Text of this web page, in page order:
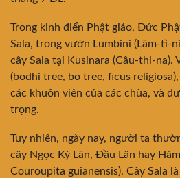
Trong kinh điển Phật giáo, Đức
Sala, trong vườn Lumbini (Lâm-tì-
cây Sala tại Kusinara (Câu-thi-na).
(bodhi tree, bo tree, ficus
các khuôn viên của các chùa, và
trọng.
Tuy nhiên, ngày nay, người ta
cây Ngọc Kỳ Lân, Đầu Lân hay
Couroupita guianensis). Cây Sala